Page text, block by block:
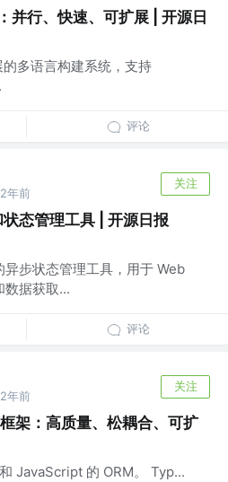
并行、快速、可扩展 | 开源日
多语言构建系统，支持
评论
2年前
关注
态管理工具 | 开源日报
步状态管理工具，用于 Web
数据获取...
评论
2年前
关注
架：高质量、松耦合、可扩
JavaScript 的 ORM。 Typ...